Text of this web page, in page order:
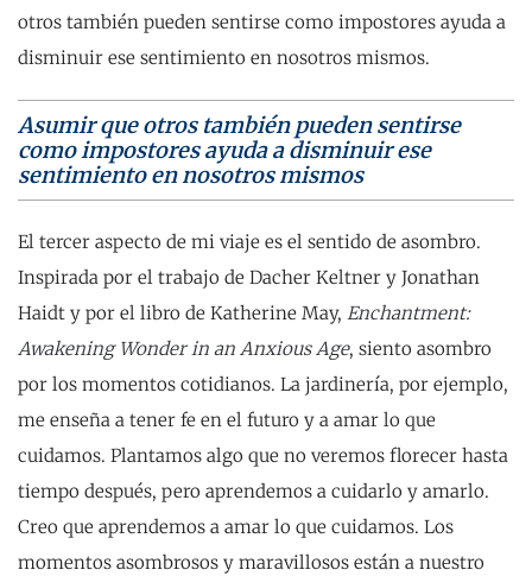
otros también pueden sentirse como impostores ayuda a
disminuir ese sentimiento en nosotros mismos.
Asumir que otros también pueden sentirse
como impostores ayuda a disminuir ese
sentimiento en nosotros mismos
El tercer aspecto de mi viaje es el sentido de asombro.
Inspirada por el trabajo de Dacher Keltner y Jonathan
Haidt y por el libro de Katherine May, Enchantment:
Awakening Wonder in an Anxious Age, siento asombro
por los momentos cotidianos. La jardinería, por ejemplo,
me enseña a tener fe en el futuro y a amar lo que
cuidamos. Plantamos algo que no veremos florecer hasta
tiempo después, pero aprendemos a cuidarlo y amarlo.
Creo que aprendemos a amar lo que cuidamos. Los
momentos asombrosos y maravillosos están a nuestro